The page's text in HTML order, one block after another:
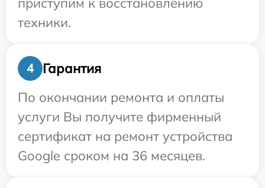
техники.
4
Гарантия
По окончании ремонта и оплаты
услуги Вы получите фирменный
сертификат на ремонт устройства
Google сроком на 36 месяцев.